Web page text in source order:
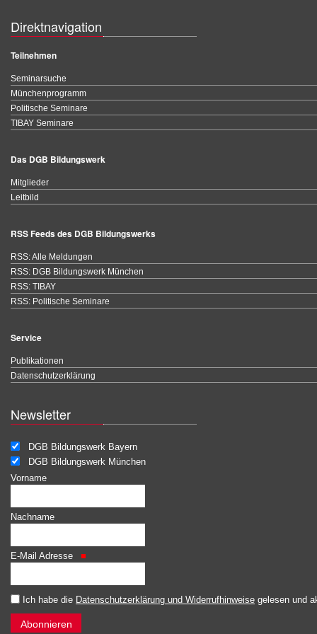
Direktnavigation
Teilnehmen
Seminarsuche
Münchenprogramm
Politische Seminare
TIBAY Seminare
Das DGB Bildungswerk
Mitglieder
Leitbild
RSS Feeds des DGB Bildungswerks
RSS: Alle Meldungen
RSS: DGB Bildungswerk München
RSS: TIBAY
RSS: Politische Seminare
Service
Publikationen
Datenschutzerklärung
Newsletter
DGB Bildungswerk Bayern
DGB Bildungswerk München
Vorname
Nachname
E-Mail Adresse
Ich habe die Datenschutzerklärung und Widerrufhinweise gelesen und